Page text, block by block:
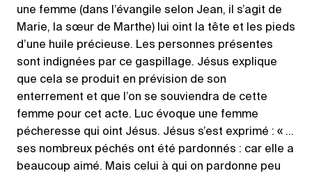
une femme (dans l’évangile selon Jean, il s’agit de
Marie, la sœur de Marthe) lui oint la tête et les pieds
d’une huile précieuse. Les personnes présentes
sont indignées par ce gaspillage. Jésus explique
que cela se produit en prévision de son
enterrement et que l’on se souviendra de cette
femme pour cet acte. Luc évoque une femme
pécheresse qui oint Jésus. Jésus s’est exprimé : « …
ses nombreux péchés ont été pardonnés : car elle a
beaucoup aimé. Mais celui à qui on pardonne peu